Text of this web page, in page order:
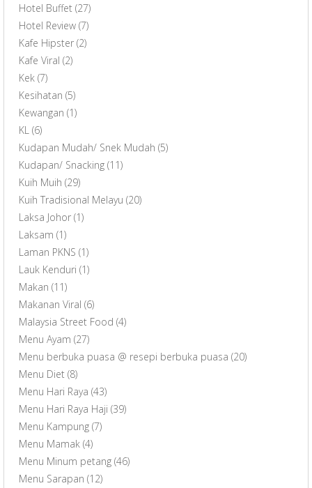
Hotel Buffet (27)
Hotel Review (7)
Kafe Hipster (2)
Kafe Viral (2)
Kek (7)
Kesihatan (5)
Kewangan (1)
KL (6)
Kudapan Mudah/ Snek Mudah (5)
Kudapan/ Snacking (11)
Kuih Muih (29)
Kuih Tradisional Melayu (20)
Laksa Johor (1)
Laksam (1)
Laman PKNS (1)
Lauk Kenduri (1)
Makan (11)
Makanan Viral (6)
Malaysia Street Food (4)
Menu Ayam (27)
Menu berbuka puasa @ resepi berbuka puasa (20)
Menu Diet (8)
Menu Hari Raya (43)
Menu Hari Raya Haji (39)
Menu Kampung (7)
Menu Mamak (4)
Menu Minum petang (46)
Menu Sarapan (12)